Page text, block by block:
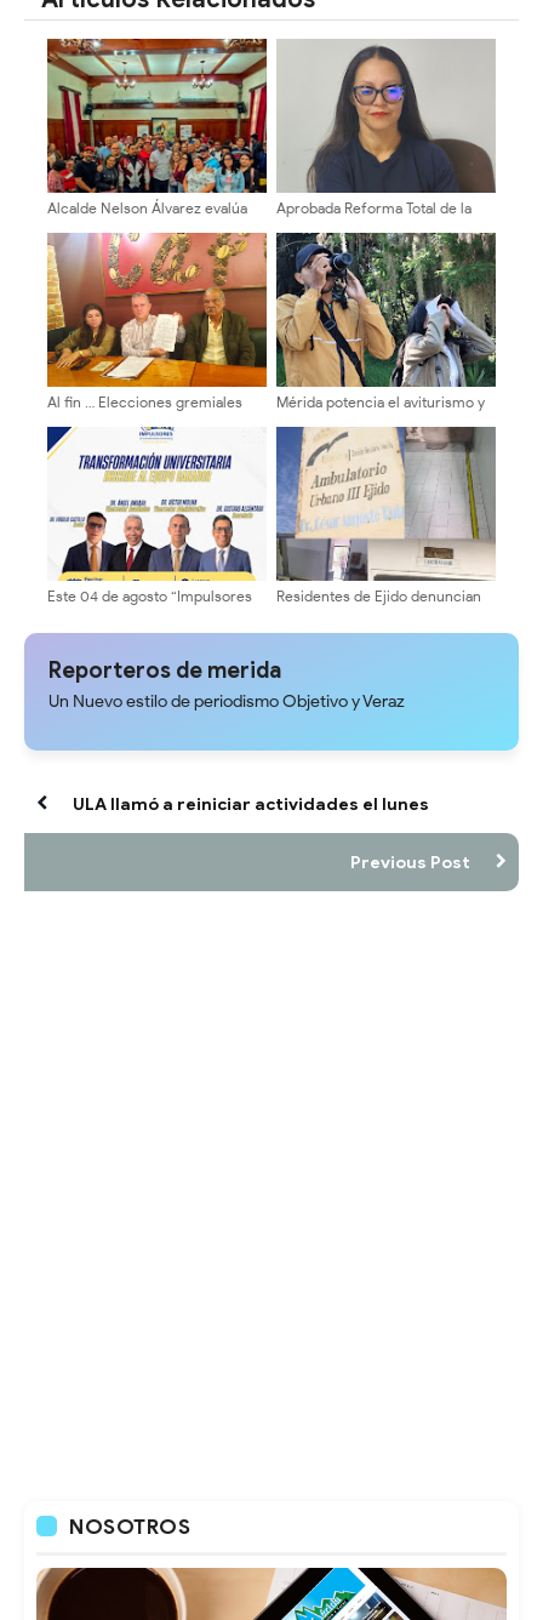
Alcalde Nelson Álvarez evalúa
técnicos local
Aprobada Reforma Total de la
el Municipio Libertador ​
Al fin … Elecciones gremiales
del Colegio de Abogados de
Mérida
Mérida potencia el aviturismo y
Este 04 de agosto “Impulsores
Universitaria” formalizará
Residentes de Ejido denuncian
Urbano III
Reporteros de merida
Un Nuevo estilo de periodismo Objetivo y Veraz
ULA llamó a reiniciar actividades el lunes
Previous Post
NOSOTROS